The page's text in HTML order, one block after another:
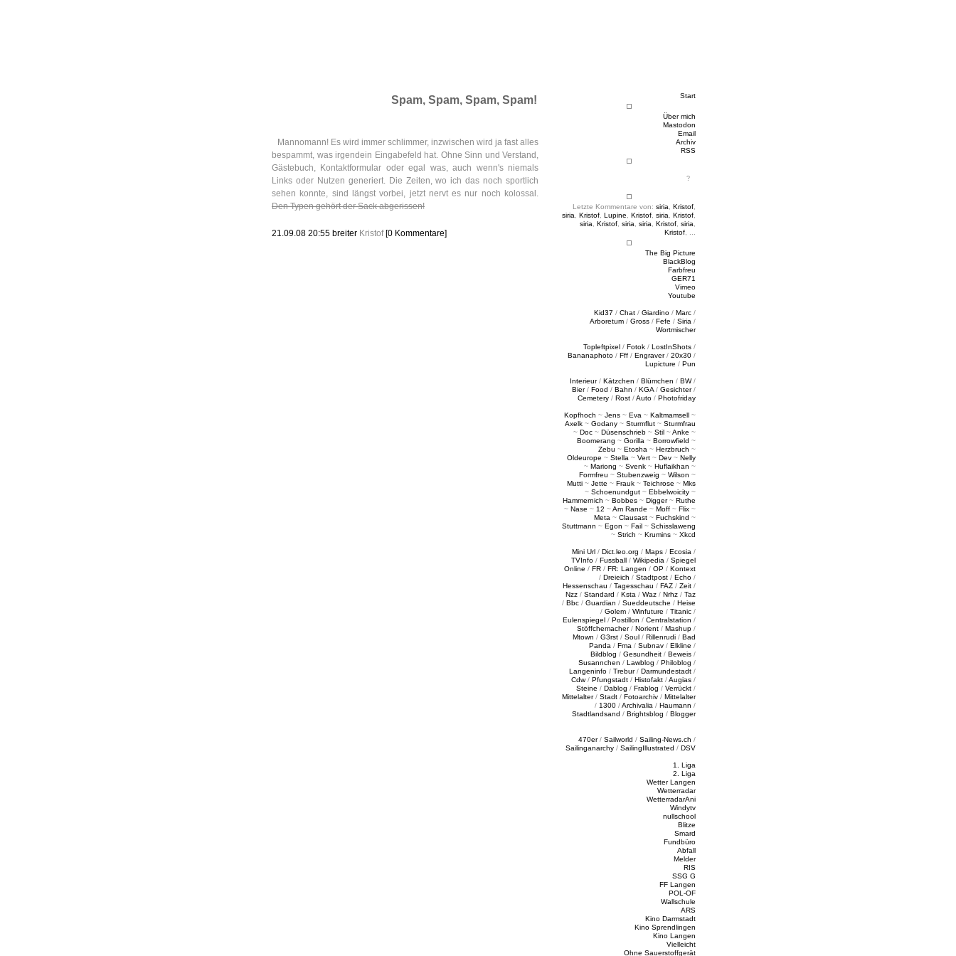
Start
Über mich
Mastodon
Email
Archiv
RSS
Letzte Kommentare von: siria Kristof
siria
Kristof Lupine Kristof siria Kristof
siria
Kristof siria siria Kristof siria
Kristof
The Big Picture
BlackBlog
Farbfreu
GER71
Vimeo
Youtube
Kid37 / Chat / Giardino / Marc /
Arboretum / Gross / Fefe / Siria /
Wortmischer
Topleftpixel / Fotok / LostInShots /
Bananaphoto / Fff / Engraver/ 20x30 /
Lupicture / Pun
Interieur/ Kätzchen / Blümchen / BW/
Bier/ Food / Bahn / KGA / Gesichter/
Cemetery / Rost /Auto / Photofriday
Kopfhoch ~ Jens ~ Eva ~ Kaltmamsell ~
Axelk ~ Godany ~ Sturmflut ~ Sturmfrau
~ Doc ~ Düsenschrieb ~ Stil ~Anke ~
Boomerang ~ Gorilla ~ Borrowfield ~
Zebu ~ Etosha ~ Herzbruch ~
Oldeurope ~ Stella ~ Vert ~ Dev ~ Nelly
~ Mariong ~ Svenk ~ Huflaikhan ~
Formfreu ~ Stubenzweig ~ Wilson ~
Mutti ~ Jette ~ Frauk ~ Teichrose ~ Mks
~ Schoenundgut ~ Ebbelwoicity ~
Hammernich ~ Bobbes ~ Digger~ Ruthe
~ Nase ~ 12 ~Am Rande ~ Moff ~ Flix ~
Meta ~ Clausast ~ Fuchskind ~
Stuttmann ~ Egon ~ Fail ~ Schisslaweng
~ Strich ~ Krumins ~ Xkcd
Mini Url / Dict.leo.org / Maps / Ecosia /
TVInfo / Fussball / Wikipedia / Spiegel
Online / FR / FR: Langen / OP / Kontext
/ Dreieich / Stadtpost / Echo /
Hessenschau / Tagesschau / FAZ / Zeit /
Nzz / Standard / Ksta / Waz / Nrhz / Taz
/ Bbc / Guardian / Sueddeutsche / Heise
/ Golem / Winfuture / Titanic /
Eulenspiegel / Postillon / Centralstation /
Stöffchemacher/ Norient / Mashup /
Mtown / G3rst / Soul / Rillenrudi / Bad
Panda / Fma / Subnav / Elkline /
Bildblog / Gesundheit / Beweis /
Susannchen / Lawblog / Philoblog /
Langeninfo / Trebur/ Darmundestadt /
Cdw/ Pfungstadt / Histofakt /Augias /
Steine / Dablog / Frablog / Verrückt /
Mittelalter/ Stadt / Fotoarchiv / Mittelalter
/ 1300 /Archivalia / Haumann /
Stadtlandsand / Brightsblog / Blogger
470er/ Sailworld / Sailing-News.ch /
Sailinganarchy / SailingIllustrated / DSV
1. Liga
2. Liga
Wetter Langen
Wetterradar
WetterradarAni
Windytv
nullschool
Blitze
Smard
Fundbüro
Abfall
Melder
RIS
SSG G
FF Langen
POL-OF
Wallschule
ARS
Kino Darmstadt
Kino Sprendlingen
Kino Langen
Vielleicht
Ohne Sauerstoffgerät
Spam, Spam, Spam, Spam!
Mannomann! Es wird immer schlimmer, inzwischen wird ja fast alles
bespammt, was irgendein Eingabefeld hat. Ohne Sinn und Verstand,
Gästebuch, Kontaktformular oder egal was, auch wenn's niemals
Links oder Nutzen generiert. Die Zeiten, wo ich das noch sportlich
sehen konnte, sind längst vorbei, jetzt nervt es nur noch kolossal.
Den Typen gehört der Sack abgerissen!
21.09.08 20:55 breiter Kristof [0 Kommentare]